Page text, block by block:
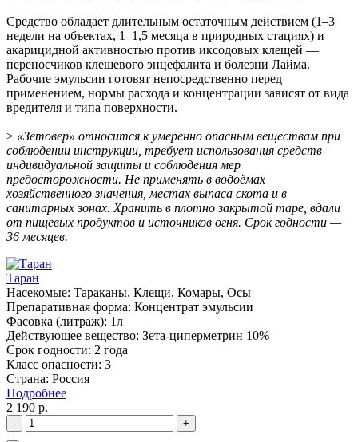
Средство обладает длительным остаточным действием (1–3
недели на объектах, 1–1,5 месяца в природных стациях) и
акарицидной активностью против иксодовых клещей —
переносчиков клещевого энцефалита и болезни Лайма.
Рабочие эмульсии готовят непосредственно перед
применением, нормы расхода и концентрации зависят от вида
вредителя и типа поверхности.
> «Зетовер» относится к умеренно опасным веществам при
соблюдении инструкции, требует использования средств
индивидуальной защиты и соблюдения мер
предосторожности. Не применять в водоёмах
хозяйственного значения, местах выпаса скота и в
санитарных зонах. Хранить в плотно закрытой таре, вдали
от пищевых продуктов и источников огня. Срок годности —
36 месяцев.
Таран
Насекомые: Тараканы, Клещи, Комары, Осы
Препаративная форма: Концентрат эмульсии
Фасовка (литраж): 1л
Действующее вещество: Зета-циперметрин 10%
Срок годности: 2 года
Класс опасности: 3
Страна: Россия
Подробнее
2 190 р.
- +